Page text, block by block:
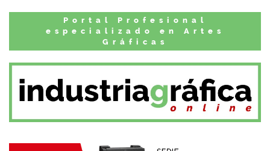
Portal Profesional
especializado en Artes
Gráficas